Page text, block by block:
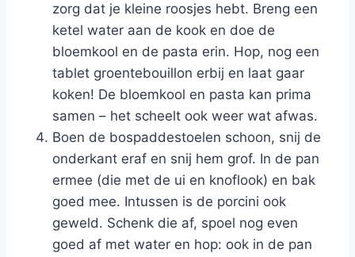
zorg dat je kleine roosjes hebt. Breng een
ketel water aan de kook en doe de
bloemkool en de pasta erin. Hop, nog een
tablet groentebouillon erbij en laat gaar
koken! De bloemkool en pasta kan prima
samen – het scheelt ook weer wat afwas.
Boen de bospaddestoelen schoon, snij de
onderkant eraf en snij hem grof. In de pan
ermee (die met de ui en knoflook) en bak
goed mee. Intussen is de porcini ook
geweld. Schenk die af, spoel nog even
goed af met water en hop: ook in de pan